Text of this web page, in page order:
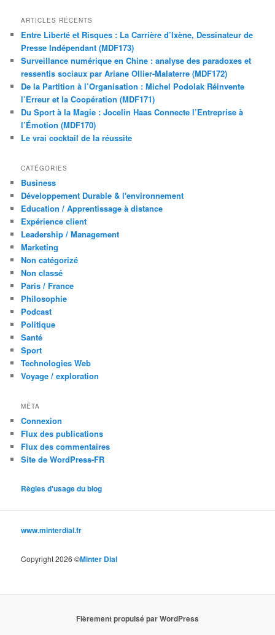
ARTICLES RÉCENTS
Entre Liberté et Risques : La Carrière d’Ixène, Dessinateur de
Presse Indépendant (MDF173)
Surveillance numérique en Chine : analyse des paradoxes et
ressentis sociaux par Ariane Ollier-Malaterre (MDF172)
De la Partition à l’Organisation : Michel Podolak Réinvente
l’Erreur et la Coopération (MDF171)
Du Sport à la Magie : Jocelin Haas Connecte l’Entreprise à
l’Émotion (MDF170)
Le vrai cocktail de la réussite
CATÉGORIES
Business
Développement Durable & l'environnement
Education / Apprentissage à distance
Expérience client
Leadership / Management
Marketing
Non catégorizé
Non classé
Paris / France
Philosophie
Podcast
Politique
Santé
Sport
Technologies Web
Voyage / exploration
MÉTA
Connexion
Flux des publications
Flux des commentaires
Site de WordPress-FR
Règles d'usage du blog
www.minterdial.fr
Copyright 2026 ©Minter Dial
Fièrement propulsé par WordPress